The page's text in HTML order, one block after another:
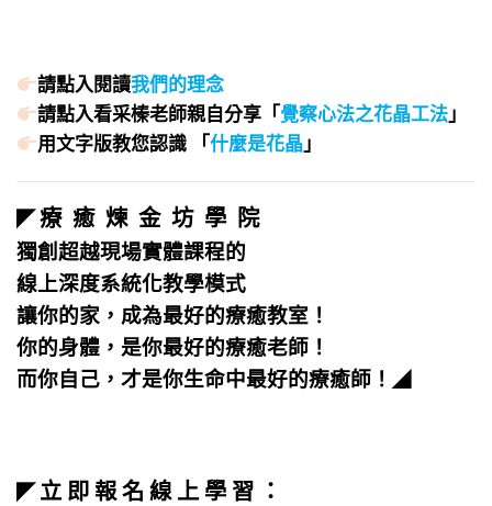
請點入閱讀我們的理念
請點入看采榛老師親自分享「覺察心法之花晶工法」
用文字版教您認識 「什麼是花晶」
◤療 癒 煉 金 坊 學 院
獨創超越現場實體課程的
線上深度系統化教學模式
讓你的家，成為最好的療癒教室！
你的身體，是你最好的療癒老師！
而你自己，才是你生命中最好的療癒師！ ◢
◤ 立 即 報 名 線 上 學 習 ：